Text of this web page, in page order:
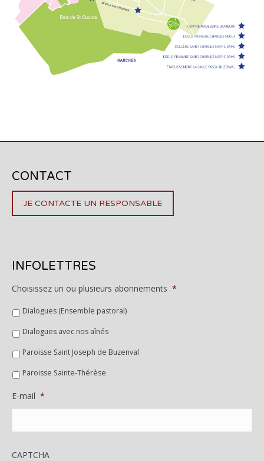
CONTACT
JE CONTACTE UN RESPONSABLE
INFOLETTRES
Choisissez un ou plusieurs abonnements *
Dialogues (Ensemble pastoral)
Dialogues avec nos aînés
Paroisse Saint Joseph de Buzenval
Paroisse Sainte-Thérèse
E-mail *
CAPTCHA